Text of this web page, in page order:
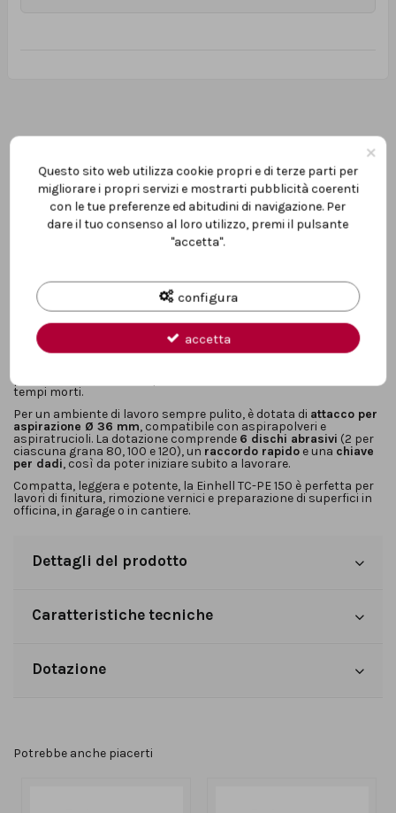
Descrizione
rotorbitale pneumatica Einhell TC-PE 150
professionale. Grazie al suoplatorello da 150 mme alcircuito di
vibrazione da 5 mm
, garantisce una rimozione del materiale
efficace e una finitura uniforme sulegno, ferro e plastica.
regolatore continuo di velocità
prestazioni al materiale e al tipo di lavorazione, mentre
impugnatura con assorbimento vibrazioniassicura comfort
tempi morti.
Per un ambiente di lavoro sempre pulito, è dotata di attacco per
aspirazione Ø 36 mm, compatibile con aspirapolveri e
aspiratrucioli. La dotazione comprende 6 dischi abrasivi (2 per
ciascuna grana 80, 100 e 120), un raccordo rapido e una chiave
per dadi, così da poter iniziare subito a lavorare.
Compatta, leggera e potente, la Einhell TC-PE 150 è perfetta per
lavori di finitura, rimozione vernici e preparazione di superfici in
officina, in garage o in cantiere.
Dettagli del prodotto
Caratteristiche tecniche
Dotazione
Potrebbe anche piacerti
×
Questo sito web utilizza cookie propri e di terze parti per
migliorare i propri servizi e mostrarti pubblicità coerenti
con le tue preferenze ed abitudini di navigazione. Per
dare il tuo consenso al loro utilizzo, premi il pulsante
"accetta".
configura
accetta